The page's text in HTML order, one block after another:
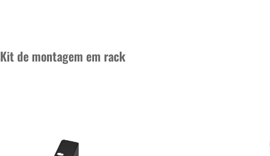
Kit de montagem em rack